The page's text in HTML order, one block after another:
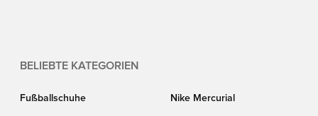
BELIEBTE KATEGORIEN
Fußballschuhe Nike Mercurial